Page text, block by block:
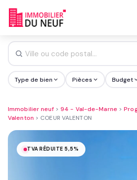
Type de bien Pièces Budget
Immobilier neuf> 94 - Val-de-Marne >
Valenton > COEUR VALENTON
TVA RÉDUITE 5,5%